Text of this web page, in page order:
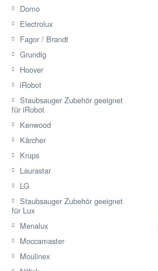
Domo
Electrolux
Fagor / Brandt
Grundig
Hoover
iRobot
Staubsauger Zubehör geeignet
für iRobot
Kenwood
Kärcher
Krups
Laurastar
LG
Staubsauger Zubehör geeignet
für Lux
Menalux
Moccamaster
Moulinex